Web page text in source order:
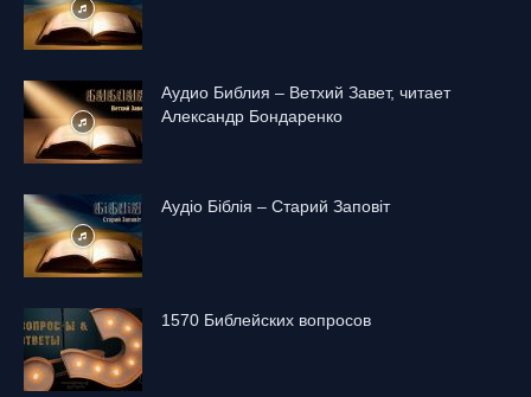
Аудио Библия – Ветхий Завет, читает
Александр Бондаренко
Аудіо Біблія – Старий Заповіт
1570 Библейских вопросов